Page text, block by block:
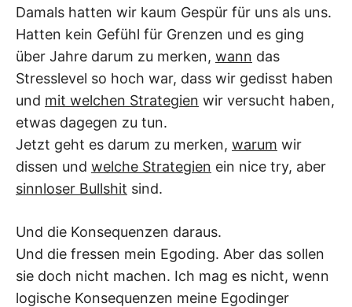
Damals hatten wir kaum Gespür für uns als uns.
Hatten kein Gefühl für Grenzen und es ging
über Jahre darum zu merken, wann das
Stresslevel so hoch war, dass wir gedisst haben
und mit welchen Strategien wir versucht haben,
etwas dagegen zu tun.
Jetzt geht es darum zu merken, warum wir
dissen und welche Strategien ein nice try, aber
sinnloser Bullshit sind.
Und die Konsequenzen daraus.
Und die fressen mein Egoding. Aber das sollen
sie doch nicht machen. Ich mag es nicht, wenn
logische Konsequenzen meine Egodinger